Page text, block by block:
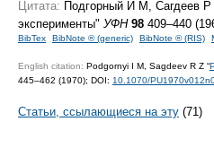
Цитата: Подгорный И М, Сагдеев
эксперименты" УФН 98 409–440
BibTex BibNote ® (generic) BibNote ® (RIS)
English citation: Podgornyi I M, Sagdeev R Z “
445–462 (1970); DOI: 10.1070/
Статьи, ссылающиеся на эту (71)